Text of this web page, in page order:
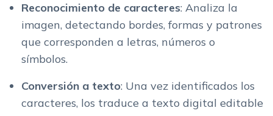
Reconocimiento de caracteres: Analiza la
imagen, detectando bordes, formas y patrones
que corresponden a letras, números o
símbolos.
Conversión a texto: Una vez identificados los
caracteres, los traduce a texto digital editable